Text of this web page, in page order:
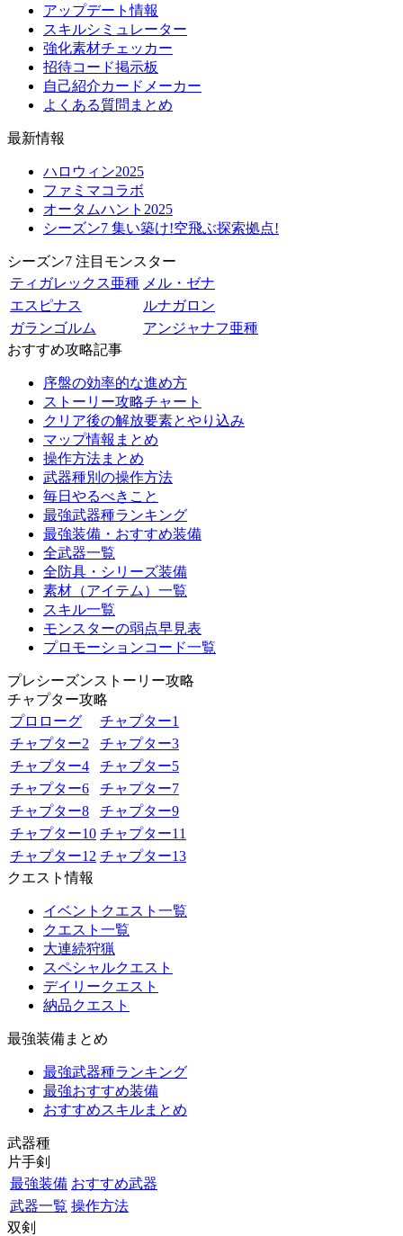
アップデート情報
スキルシミュレーター
強化素材チェッカー
招待コード掲示板
自己紹介カードメーカー
よくある質問まとめ
最新情報
ハロウィン2025
ファミマコラボ
オータムハント2025
シーズン7 集い築け!空飛ぶ探索拠点!
シーズン7 注目モンスター
ティガレックス亜種 メル・ゼナ
エスピナス
ルナガロン
ガランゴルム
アンジャナフ亜種
おすすめ攻略記事
序盤の効率的な進め方
ストーリー攻略チャート
クリア後の解放要素とやり込み
マップ情報まとめ
操作方法まとめ
武器種別の操作方法
毎日やるべきこと
最強武器種ランキング
最強装備・おすすめ装備
全武器一覧
全防具・シリーズ装備
素材（アイテム）一覧
スキル一覧
モンスターの弱点早見表
プロモーションコード一覧
プレシーズンストーリー攻略
チャプター攻略
プロローグ
チャプター1
チャプター2
チャプター3
チャプター4
チャプター5
チャプター6
チャプター7
チャプター8
チャプター9
チャプター10 チャプター11
チャプター12 チャプター13
クエスト情報
イベントクエスト一覧
クエスト一覧
大連続狩猟
スペシャルクエスト
デイリークエスト
納品クエスト
最強装備まとめ
最強武器種ランキング
最強おすすめ装備
おすすめスキルまとめ
武器種
片手剣
最強装備 おすすめ武器
武器一覧 操作方法
双剣